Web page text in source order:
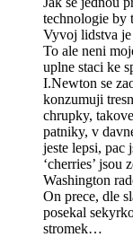
technologie by
Vyvoj lidstva
To ale neni
uplne staci ke
I.Newton se
konzumuji
chrupky,
patniky, v
jeste lepsi, pac
‘cherries’ jsou
Washington
On prece, dle
posekal
stromek…